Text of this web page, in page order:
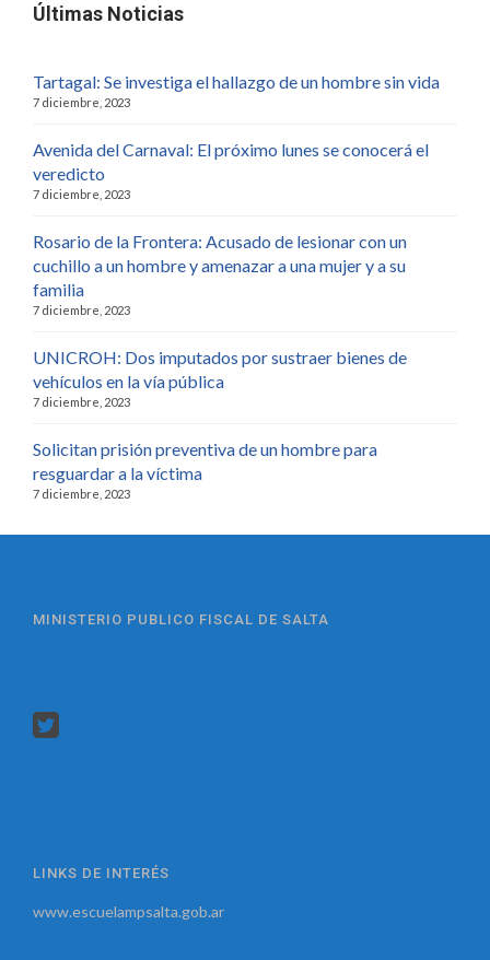
Últimas Noticias
Tartagal: Se investiga el hallazgo de un hombre sin vida
7 diciembre, 2023
Avenida del Carnaval: El próximo lunes se conocerá el
veredicto
7 diciembre, 2023
Rosario de la Frontera: Acusado de lesionar con un
cuchillo a un hombre y amenazar a una mujer y a su
familia
7 diciembre, 2023
UNICROH: Dos imputados por sustraer bienes de
vehículos en la vía pública
7 diciembre, 2023
Solicitan prisión preventiva de un hombre para
resguardar a la víctima
7 diciembre, 2023
MINISTERIO PUBLICO FISCAL DE SALTA
LINKS DE INTERÉS
www.escuelampsalta.gob.ar